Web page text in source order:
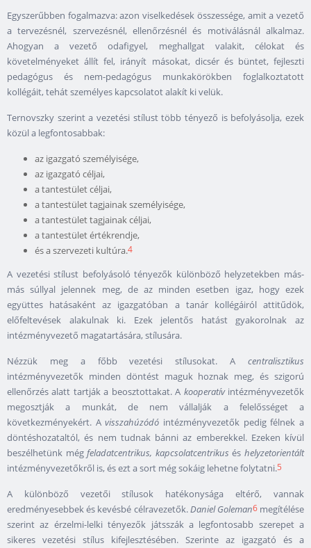
Egyszerűbben fogalmazva: azon viselkedések összessége, amit a vezető
a tervezésnél, szervezésnél, ellenőrzésnél és motiválásnál alkalmaz.
Ahogyan a vezető odafigyel, meghallgat valakit, célokat és
követelményeket állít fel, irányít másokat, dicsér és büntet, fejleszti
pedagógus és nem-pedagógus munkakörökben foglalkoztatott
kollégáit, tehát személyes kapcsolatot alakít ki velük.
Ternovszky szerint a vezetési stílust több tényező is befolyásolja, ezek
közül a legfontosabbak:
az igazgató személyisége,
az igazgató céljai,
a tantestület céljai,
a tantestület tagjainak személyisége,
a tantestület tagjainak céljai,
a tantestület értékrendje,
és a szervezeti kultúra.4
A vezetési stílust befolyásoló tényezők különböző helyzetekben más-
más súllyal jelennek meg, de az minden esetben igaz, hogy ezek
együttes hatásaként az igazgatóban a tanár kollégáiról attitűdök,
előfeltevések alakulnak ki. Ezek jelentős hatást gyakorolnak az
intézményvezető magatartására, stílusára.
Nézzük meg a főbb vezetési stílusokat. A centralisztikus
intézményvezetők minden döntést maguk hoznak meg, és szigorú
ellenőrzés alatt tartják a beosztottakat. A kooperatívintézményvezetők
megosztják a munkát, de nem vállalják a felelősséget a
következményekért. Avisszahúzódó intézményvezetők pedig félnek a
döntéshozataltól, és nem tudnak bánni az emberekkel. Ezeken kívül
beszélhetünk mégfeladatcentrikus, kapcsolatcentrikus éshelyzetorientált
intézményvezetőkről is, és ezt a sort még sokáig lehetne folytatni.5
A különböző vezetői stílusok hatékonysága eltérő, vannak
eredményesebbek és kevésbé célravezetők.Daniel Goleman6megítélése
szerint az érzelmi-lelki tényezők játsszák a legfontosabb szerepet a
sikeres vezetési stílus kifejlesztésében. Szerinte az igazgató és a